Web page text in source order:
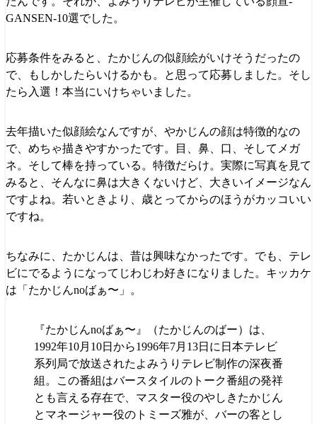
GANSEN-10選でした。
応募条件をみると、たかじんの似顔絵がいけそうだったの
で、もしかしたらいけるかも。と思って応募しました。そし
たら入選！本当にいけちゃいました。
去年描いた似顔絵なんですが、やかじんの顔は特徴的なの
で、めちゃ描きやすかったです。目、鼻、口、そしてメガ
ネ。そして棒を持っている。特徴だらけ。実際に写真を見て
みると、そんなに鼻は大きくないけど、大きいイメージなん
ですよね。若いときより、歳とってからのほうがカッコいい
ですね。
ちなみに、たかじんは、昔は興味なかったです。でも、テレ
ビにでるようになってじわじわ好きになりました。キッカケ
は「たかじんnoばぁ〜」。
『たかじんnoばぁ〜』（たかじんのばー）は、
1992年10月10日から1996年7月13日に日本テレビ
系列局で放送されたよみうりテレビ制作の深夜番
組。この番組はバースタイルのトーク番組の発祥
とも言える存在で、マスター役のやしきたかじん
とマネージャー役のトミーズ雅が、バーの客とし